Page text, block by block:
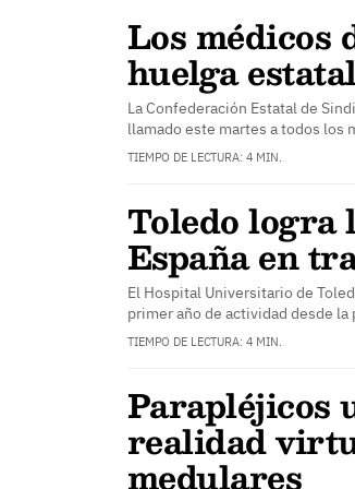
Los médicos
huelga
La Confederación Estatal de
llamado este martes a todos los
TIEMPO DE LECTURA: 4 MIN.
Toledo logra
España en
El Hospital Universitario de
primer año de actividad desde
TIEMPO DE LECTURA: 4 MIN.
Parapléjicos
realidad
medulares